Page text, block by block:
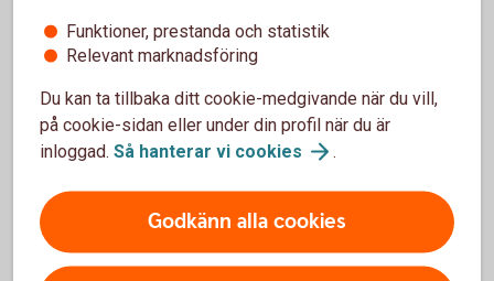
Fler tips för dig som är
lantbrukare
Funktioner, prestanda och statistik
Relevant marknadsföring
Du kan ta tillbaka ditt cookie-medgivande när du vill,
på cookie-sidan eller under din profil när du är
inloggad. Så hanterar vi cookies .
Godkänn alla cookies